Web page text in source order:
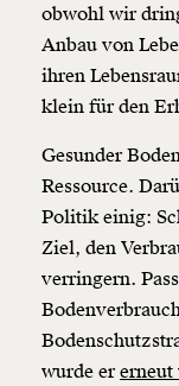
obwohl wir
Anbau von
ihren
klein für den
Gesunder
Ressource.
Politik einig:
Ziel, den
verringern.
wurde ererneut